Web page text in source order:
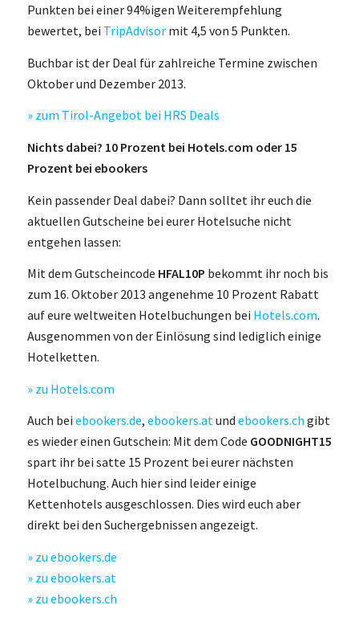
Punkten bei einer 94%igen Weiterempfehlung
bewertet, bei TripAdvisormit 4,5 von 5 Punkten.
Buchbar ist der Deal für zahlreiche Termine zwischen
Oktober und Dezember 2013.
» zum Tirol-Angebot bei HRS Deals
Nichts dabei? 10 Prozent bei Hotels.com oder 15
Prozent bei ebookers
Kein passender Deal dabei? Dann solltet ihr euch die
aktuellen Gutscheine bei eurer Hotelsuche nicht
entgehen lassen:
Mit dem Gutscheincode HFAL10P bekommt ihr noch bis
zum 16. Oktober 2013 angenehme 10 Prozent Rabatt
auf eure weltweiten Hotelbuchungen bei Hotels.com.
Ausgenommen von der Einlösung sind lediglich einige
Hotelketten.
» zu Hotels.com
Auch bei ebookers.de, ebookers.atund ebookers.ch gibt
es wieder einen Gutschein: Mit dem Code GOODNIGHT15
spart ihr bei satte 15 Prozent bei eurer nächsten
Hotelbuchung. Auch hier sind leider einige
Kettenhotels ausgeschlossen. Dies wird euch aber
direkt bei den Suchergebnissen angezeigt.
» zu ebookers.de
» zu ebookers.at
» zu ebookers.ch